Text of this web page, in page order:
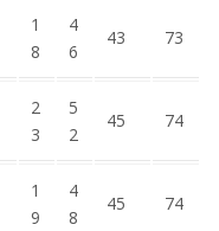
1
8
4
6
43 73
2
3
5
2
45 74
1
9
4
8
45 74